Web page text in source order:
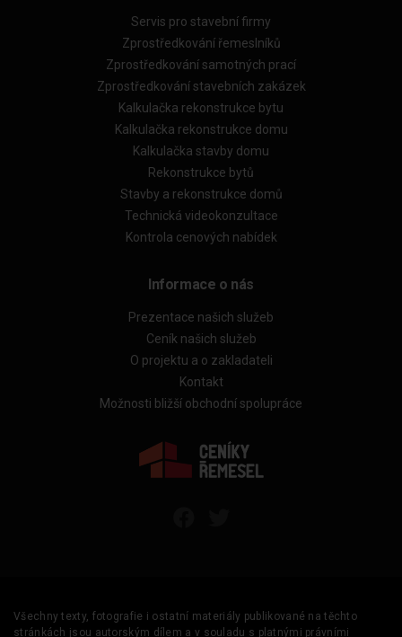
Servis pro stavební firmy
Zprostředkování řemeslníků
Zprostředkování samotných prací
Zprostředkování stavebních zakázek
Kalkulačka rekonstrukce bytu
Kalkulačka rekonstrukce domu
Kalkulačka stavby domu
Rekonstrukce bytů
Stavby a rekonstrukce domů
Technická videokonzultace
Kontrola cenových nabídek
Informace o nás
Prezentace našich služeb
Ceník našich služeb
O projektu a o zakladateli
Kontakt
Možnosti bližší obchodní spolupráce
Všechny texty, fotografie i ostatní materiály publikované na těchto
stránkách jsou autorským dílem a v souladu s platnými právními